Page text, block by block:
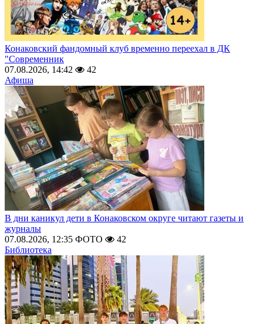
Конаковский фандомный клуб временно переехал в ДК
"Современник
07.08.2026, 14:42
42
Афиша
В дни каникул дети в Конаковском округе читают газеты и
журналы
07.08.2026, 12:35 ФОТО
42
Библиотека